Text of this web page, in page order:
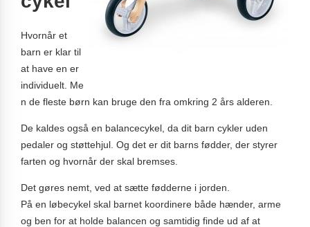
Hvornår et
barn er klar til
at have en er
individuelt. Me
n de fleste børn kan bruge den fra omkring 2 års alderen.
De kaldes også en balancecykel, da dit barn cykler uden
pedaler og støttehjul. Og det er dit barns fødder, der styrer
farten og hvornår der skal bremses.
Det gøres nemt, ved at sætte fødderne i jorden.
På en løbecykel skal barnet koordinere både hænder, arme
og ben for at holde balancen og samtidig finde ud af at